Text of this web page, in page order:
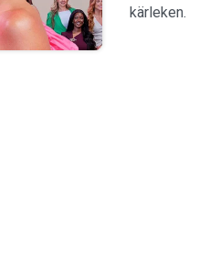
kärleken.